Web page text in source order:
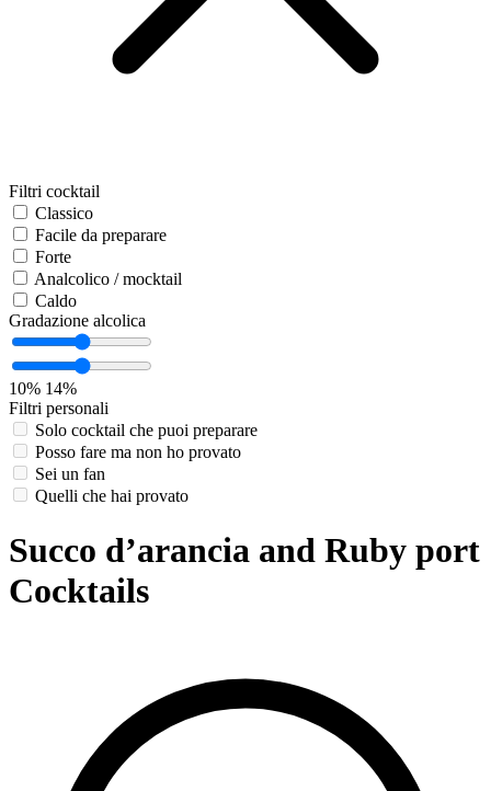
Filtri cocktail
Classico
Facile da preparare
Forte
Analcolico / mocktail
Caldo
Gradazione alcolica
10% 14%
Filtri personali
Solo cocktail che puoi preparare
Posso fare ma non ho provato
Sei un fan
Quelli che hai provato
Succo d’arancia and Ruby port
Cocktails